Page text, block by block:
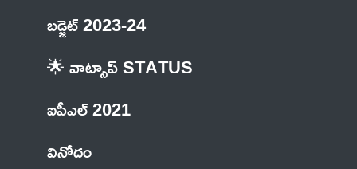
బడ్జెట్ 2023-24
🌟 వాట్సాప్ STATUS
ఐపీఎల్ 2021
వినోదం